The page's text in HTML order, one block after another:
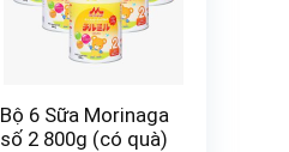
Bộ 6 Sữa Morinaga
số 2 800g (có quà)